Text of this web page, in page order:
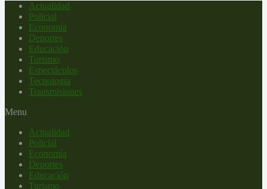
Actualidad
Policial
Economía
Deportes
Educación
Turismo
Espectáculos
Tecnología
Transmisiones
Menu
Actualidad
Policial
Economía
Deportes
Educación
Turismo